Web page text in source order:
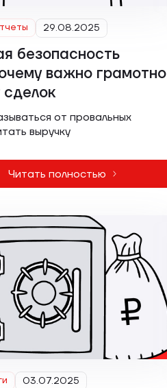
29.08.2025
безопасность
важно грамотно
сделок
от провальных
выручку
Читать полностью
03.07.2025